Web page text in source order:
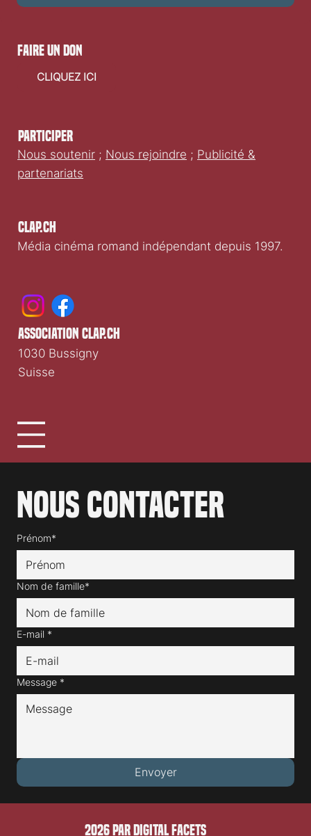
Clap.ch
Média cinéma romand indépendant depuis 1997.
Participer
Nous soutenir ; Nous rejoindre ; Publicité &
partenariats
Nous contacter
Prénom*
Nom de famille*
E-mail *
Message *
Envoyer
faire un don
CLIQUEZ ICI
association clap.ch
1030 Bussigny
Suisse
2026 PAR DIGITAL FACETS